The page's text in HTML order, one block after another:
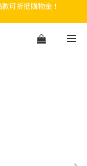
＋首購免運！
＋首購免運！